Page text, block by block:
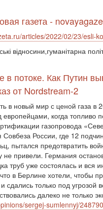
газета -
articles/2022/02/23/esli-
відносини,гуманітарна
в потоке. Как Путин
от Nordstream-2
в новый мир с ценой газа в
европейцами, когда топливо
газопровода
Совбеза России, где 12
пытался предотвратить
не привели. Германия
труб уже состоялась и
в Берлине хотели, чтобы
сдались только под
далеко не только
sergej-sumlennyj/248790